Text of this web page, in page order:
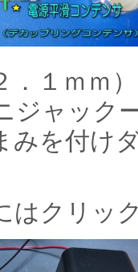
．１ｍｍ
ジャック
みを付け
はクリッ